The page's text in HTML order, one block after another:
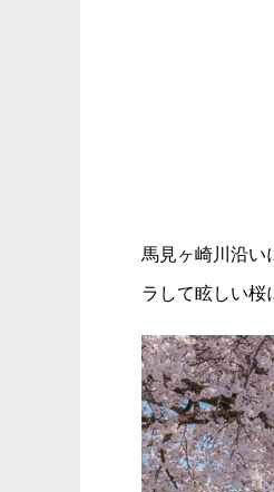
馬見ヶ崎川沿い
ラして眩しい桜